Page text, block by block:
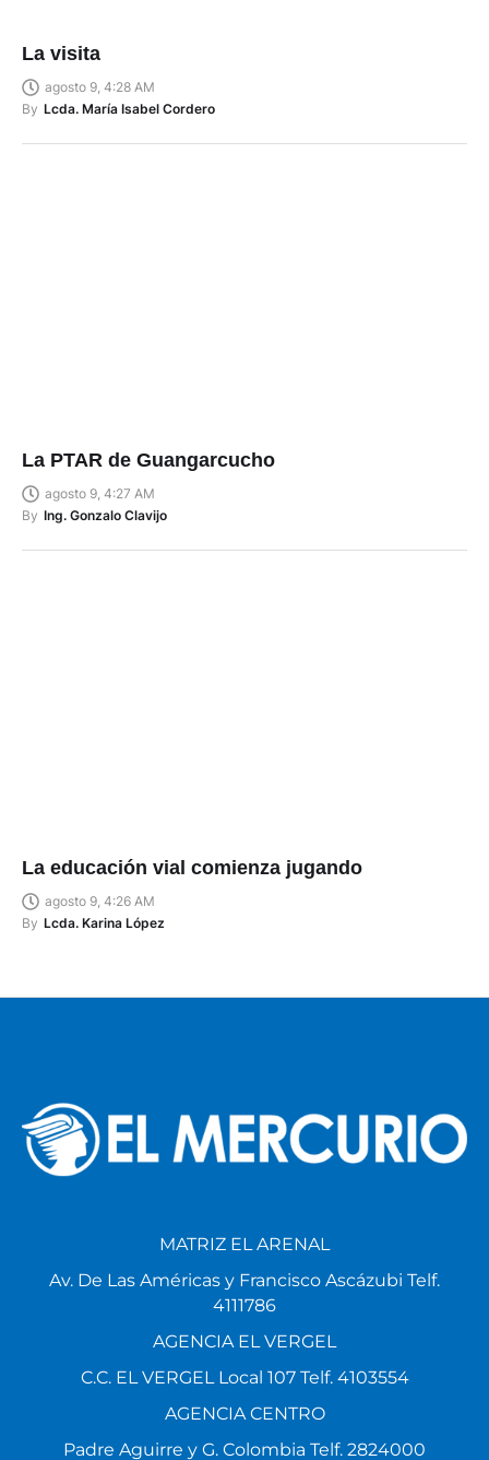
La visita
agosto 9, 4:28 AM
By Lcda. María Isabel Cordero
La PTAR de Guangarcucho
agosto 9, 4:27 AM
By Ing. Gonzalo Clavijo
La educación vial comienza jugando
agosto 9, 4:26 AM
By Lcda. Karina López
MATRIZ EL ARENAL
Av. De Las Américas y Francisco Ascázubi Telf.
4111786
AGENCIA EL VERGEL
C.C. EL VERGEL Local 107 Telf. 4103554
AGENCIA CENTRO
Padre Aguirre y G. Colombia Telf. 2824000